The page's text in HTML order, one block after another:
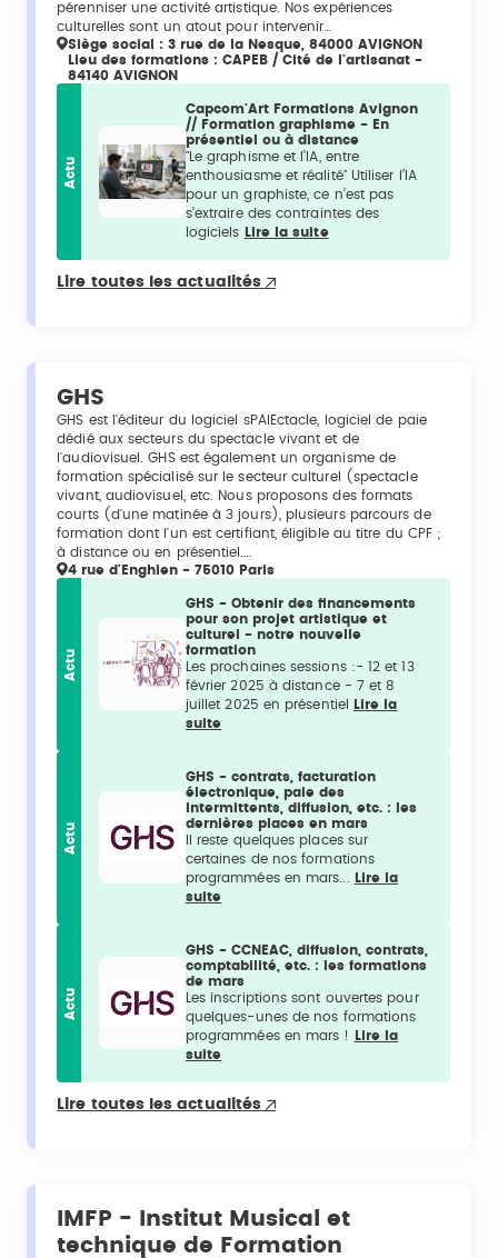
pérenniser une activité artistique. Nos expériences
culturelles sont un atout pour intervenir…
Siège social : 3 rue de la Nesque, 84000 AVIGNON
Lieu des formations : CAPEB / Cité de l'artisanat -
84140 AVIGNON
Actu
Capcom'Art Formations Avignon
// Formation graphisme - En
présentiel ou à distance
"Le graphisme et l’IA, entre
enthousiasme et réalité" Utiliser l’IA
pour un graphiste, ce n’est pas
s’extraire des contraintes des
logiciels
Lire la suite
Lire toutes les actualités
GHS
GHS est l'éditeur du logiciel sPAIEctacle, logiciel de paie
dédié aux secteurs du spectacle vivant et de
l'audiovisuel. GHS est également un organisme de
formation spécialisé sur le secteur culturel (spectacle
vivant, audiovisuel, etc. Nous proposons des formats
courts (d'une matinée à 3 jours), plusieurs parcours de
formation dont l'un est certifiant, éligible au titre du CPF ;
à distance ou en présentiel.…
4 rue d'Enghien - 75010 Paris
Actu
GHS - Obtenir des financements
pour son projet artistique et
culturel - notre nouvelle
formation
Les prochaines sessions :- 12 et 13
février 2025 à distance - 7 et 8
juillet 2025 en présentiel
Lire la
suite
Actu
GHS - contrats, facturation
électronique, paie des
intermittents, diffusion, etc. : les
dernières places en mars
Il reste quelques places sur
certaines de nos formations
programmées en mars...
Lire la
suite
Actu
GHS - CCNEAC, diffusion, contrats,
comptabilité, etc. : les formations
de mars
Les inscriptions sont ouvertes pour
quelques-unes de nos formations
programmées en mars !
Lire la
suite
Lire toutes les actualités
IMFP - Institut Musical et
technique de Formation